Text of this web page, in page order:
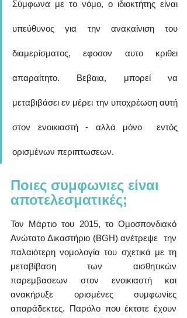
Σύμφωνα με το νόμο, ο ιδιοκτήτης είναι
υπεύθυνος για την ανακαίνιση του
διαμερίσματος, εφοσον αυτο κριθει
απαραίτητο. Βεβαια, μπορεί να
μεταβιβάσει εν μέρει την υποχρέωση αυτή
στον ενοικιαστή - αλλά μόνο  εντός
ορισμένων περιπτωσεων.
Ποιες συμφωνιες είναι
αποτελεσματικές;
Τον Μάρτιο του 2015, το Ομοσπονδιακό
Ανώτατο Δικαστήριο (BGH) ανέτρεψε  την
παλαιότερη νομολογία του σχετικά με τη
μεταβίβαση των αισθητικών
παρεμβασεων στον ενοικιαστή και
ανακήρυξε ορισμένες συμφωνίες
απαράδεκτες. Παρόλο που έκτοτε έχουν